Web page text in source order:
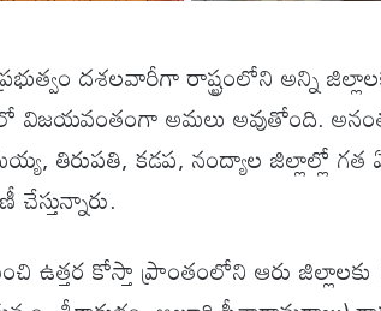
దశలవారీగా రాష్ట్రంలోని అన్ని
అమలు అవుతోంది.
తిరుపతి, కడప, నంద్యాల జిల్లాల్లో
కోస్తా ప్రాంతంలోని ఆరు